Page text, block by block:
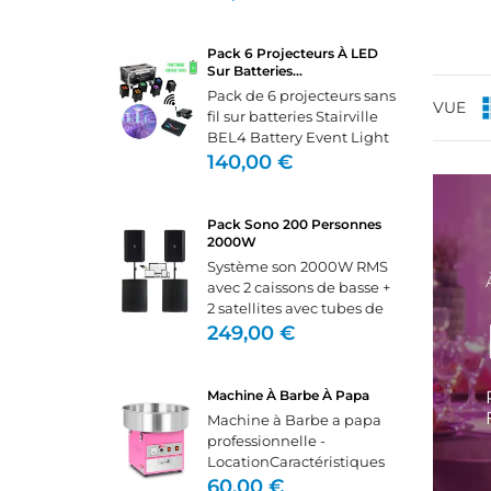
mixage. Nous vous
fournirons les câbles le
câble...
Pack 6 Projecteurs À LED
Sur Batteries...
Pack de 6 projecteurs sans
fil sur batteries Stairville
BEL4 Battery Event Light
4x15W -
d'ambianceAvec DMX
sans fil intégréLuminosité
élevée...
140,00 €
Pack Sono 200 Personnes
2000W
Système son 2000W RMS
avec 2 caissons de basse +
2 satellites avec tubes de
jonction, câbles,
directement sur un pc,
tablette, téléphone ou...
249,00 €
Machine À Barbe À Papa
Machine à Barbe a papa
professionnelle -
LocationCaractéristiques
techniques Alimentation :
VUE